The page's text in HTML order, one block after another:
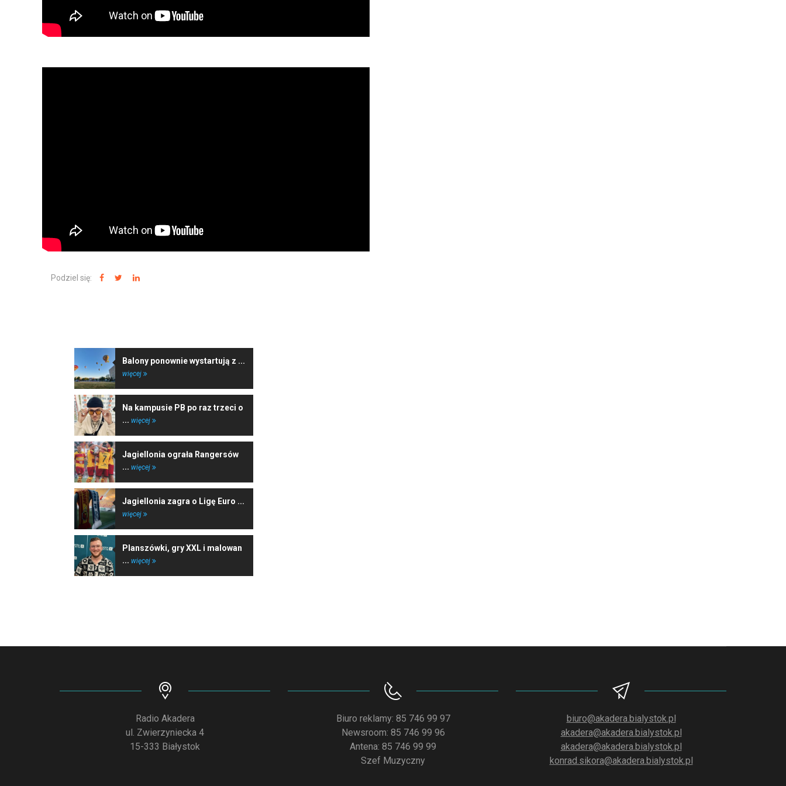
Podziel się:
Balony ponownie wystartują z ...
więcej
Na kampusie PB po raz trzeci o
... więcej
Jagiellonia ograła Rangersów
... więcej
Jagiellonia zagra o Ligę Euro ...
więcej
Planszówki, gry XXL i malowan
... więcej
Radio Akadera
ul. Zwierzyniecka 4
15-333 Białystok
Biuro reklamy: 85 746 99 97
Newsroom: 85 746 99 96
Antena: 85 746 99 99
Szef Muzyczny
biuro@akadera.bialystok.pl
akadera@akadera.bialystok.pl
akadera@akadera.bialystok.pl
konrad.sikora@akadera.bialystok.pl